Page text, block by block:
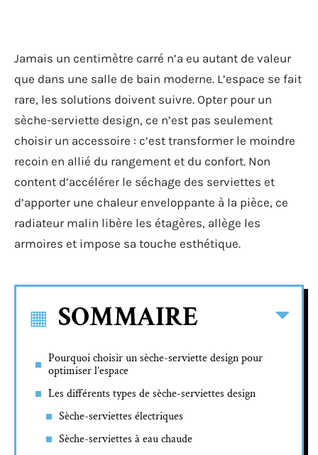
Jamais un centimètre carré n’a eu autant de valeur
que dans une salle de bain moderne. L’espace se fait
rare, les solutions doivent suivre. Opter pour un
sèche-serviette design, ce n’est pas seulement
choisir un accessoire : c’est transformer le moindre
recoin en allié du rangement et du confort. Non
content d’accélérer le séchage des serviettes et
d’apporter une chaleur enveloppante à la pièce, ce
radiateur malin libère les étagères, allège les
armoires et impose sa touche esthétique.
SOMMAIRE
Pourquoi choisir un sèche-serviette design pour
optimiser l’espace
Les différents types de sèche-serviettes design
Sèche-serviettes électriques
Sèche-serviettes à eau chaude